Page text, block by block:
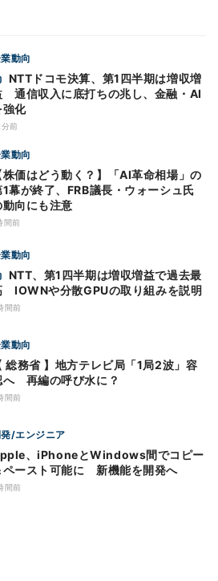
動向
通信収入に底打ちの兆し、金融・AI
強化
前
動向
株価はどう動く？】「AI革命相場」の
1幕が終了、FRB議長・ウォーシュ氏
動向にも注意
間前
動向
IOWNや分散GPUの取り組みを説明
間前
動向
総務省 】地方テレビ局「1局2波」容
へ 再編の呼び水に？
間前
発/エンジニア
、iPhoneとWindows間でコピー
ペースト可能に 新機能を開発へ
間前